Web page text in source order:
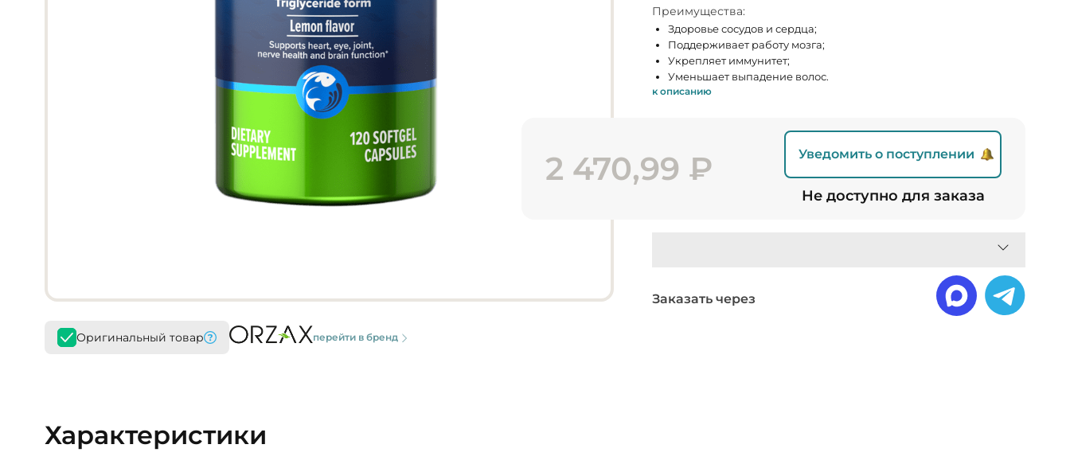
Оригинальный товар перейти в бренд
Преимущества:
Здоровье сосудов и сердца;
Поддерживает работу мозга;
Укрепляет иммунитет;
Уменьшает выпадение волос.
к описанию
2 470,99 ₽ Уведомить о поступлении
Не доступно для заказа
Заказать через
Характеристики